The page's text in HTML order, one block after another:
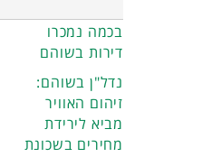
בכמה נמכרו
דירות בשוהם
נדל"ן בשוהם:
זיהום האוויר
מביא לירידת
מחירים בשכונת